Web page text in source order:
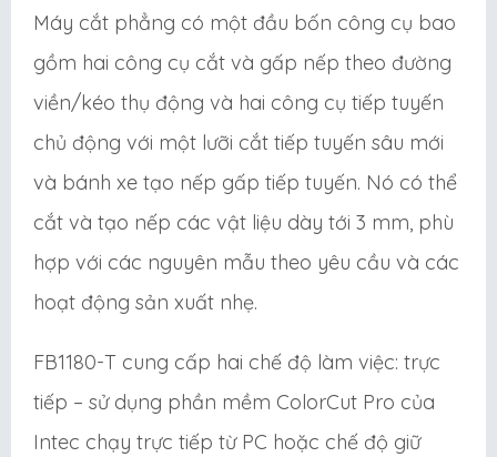
Máy cắt phẳng có một đầu bốn công cụ bao
gồm hai công cụ cắt và gấp nếp theo đường
viền/kéo thụ động và hai công cụ tiếp tuyến
chủ động với một lưỡi cắt tiếp tuyến sâu mới
và bánh xe tạo nếp gấp tiếp tuyến. Nó có thể
cắt và tạo nếp các vật liệu dày tới 3 mm, phù
hợp với các nguyên mẫu theo yêu cầu và các
hoạt động sản xuất nhẹ.
FB1180-T cung cấp hai chế độ làm việc: trực
tiếp – sử dụng phần mềm ColorCut Pro của
Intec chạy trực tiếp từ PC hoặc chế độ giữ